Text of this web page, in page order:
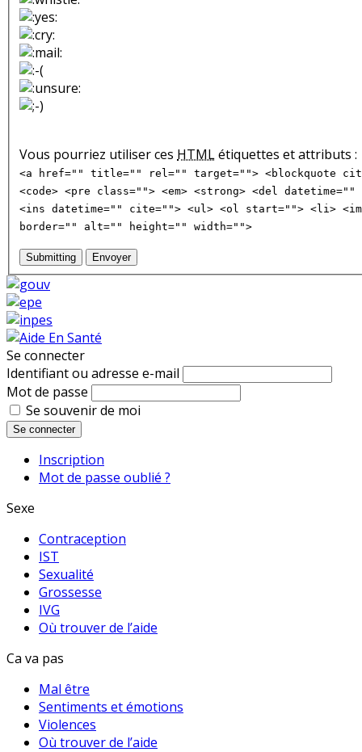
Vous pourriez utiliser ces HTMLétiquettes et attributs :
<a href="" title="" rel="" target=""> <blockquote
<code> <pre class=""> <em> <strong> <del
<ins datetime="" cite=""> <ul> <ol start=""> <li>
border="" alt="" height="" width="">
Submitting Envoyer
Se connecter
Identifiant ou adresse e-mail
Mot de passe
Se souvenir de moi
Se connecter
Inscription
Mot de passe oublié ?
Sexe
Contraception
IST
Sexualité
Grossesse
IVG
Où trouver de l’aide
Ca va pas
Mal être
Sentiments et émotions
Violences
Où trouver de l’aide